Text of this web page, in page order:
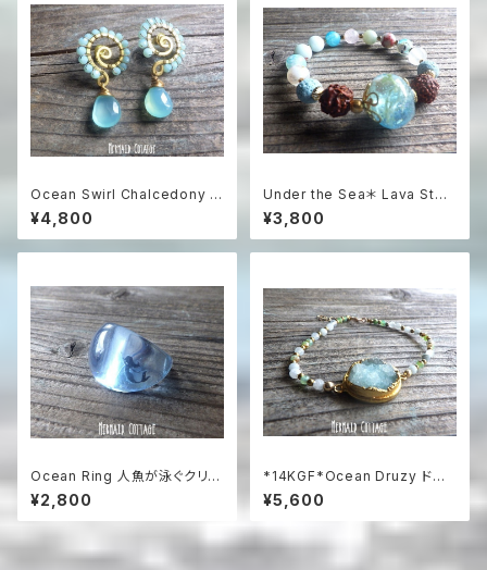
Ocean Swirl Chalcedony *
Sea blue* 波の渦から滴るシ
ーブルーカルセドニーのボヘミ
アンピアス
¥4,800
Under the Sea＊ Lava Ston
e Diffuser Bracelet 暗闇で
光る浅瀬の海アロマブレスレッ
ト
¥3,800
Ocean Ring 人魚が泳ぐクリア
アクアブルーの樹脂リング
¥2,800
*14KGF*Ocean Druzy ドゥ
ルージーのアクアマリン&プレナ
イトビーチブレスレット /
¥5,600